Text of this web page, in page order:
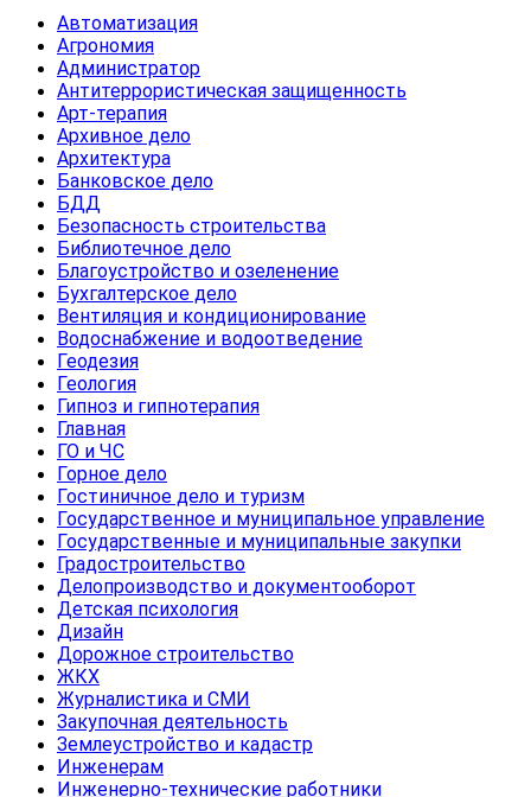
Автоматизация
Агрономия
Администратор
Антитеррористическая защищенность
Арт-терапия
Архивное дело
Архитектура
Банковское дело
БДД
Безопасность строительства
Библиотечное дело
Благоустройство и озеленение
Бухгалтерское дело
Вентиляция и кондиционирование
Водоснабжение и водоотведение
Геодезия
Геология
Гипноз и гипнотерапия
Главная
ГО и ЧС
Горное дело
Гостиничное дело и туризм
Государственное и муниципальное управление
Государственные и муниципальные закупки
Градостроительство
Делопроизводство и документооборот
Детская психология
Дизайн
Дорожное строительство
ЖКХ
Журналистика и СМИ
Закупочная деятельность
Землеустройство и кадастр
Инженерам
Инженерно-технические работники